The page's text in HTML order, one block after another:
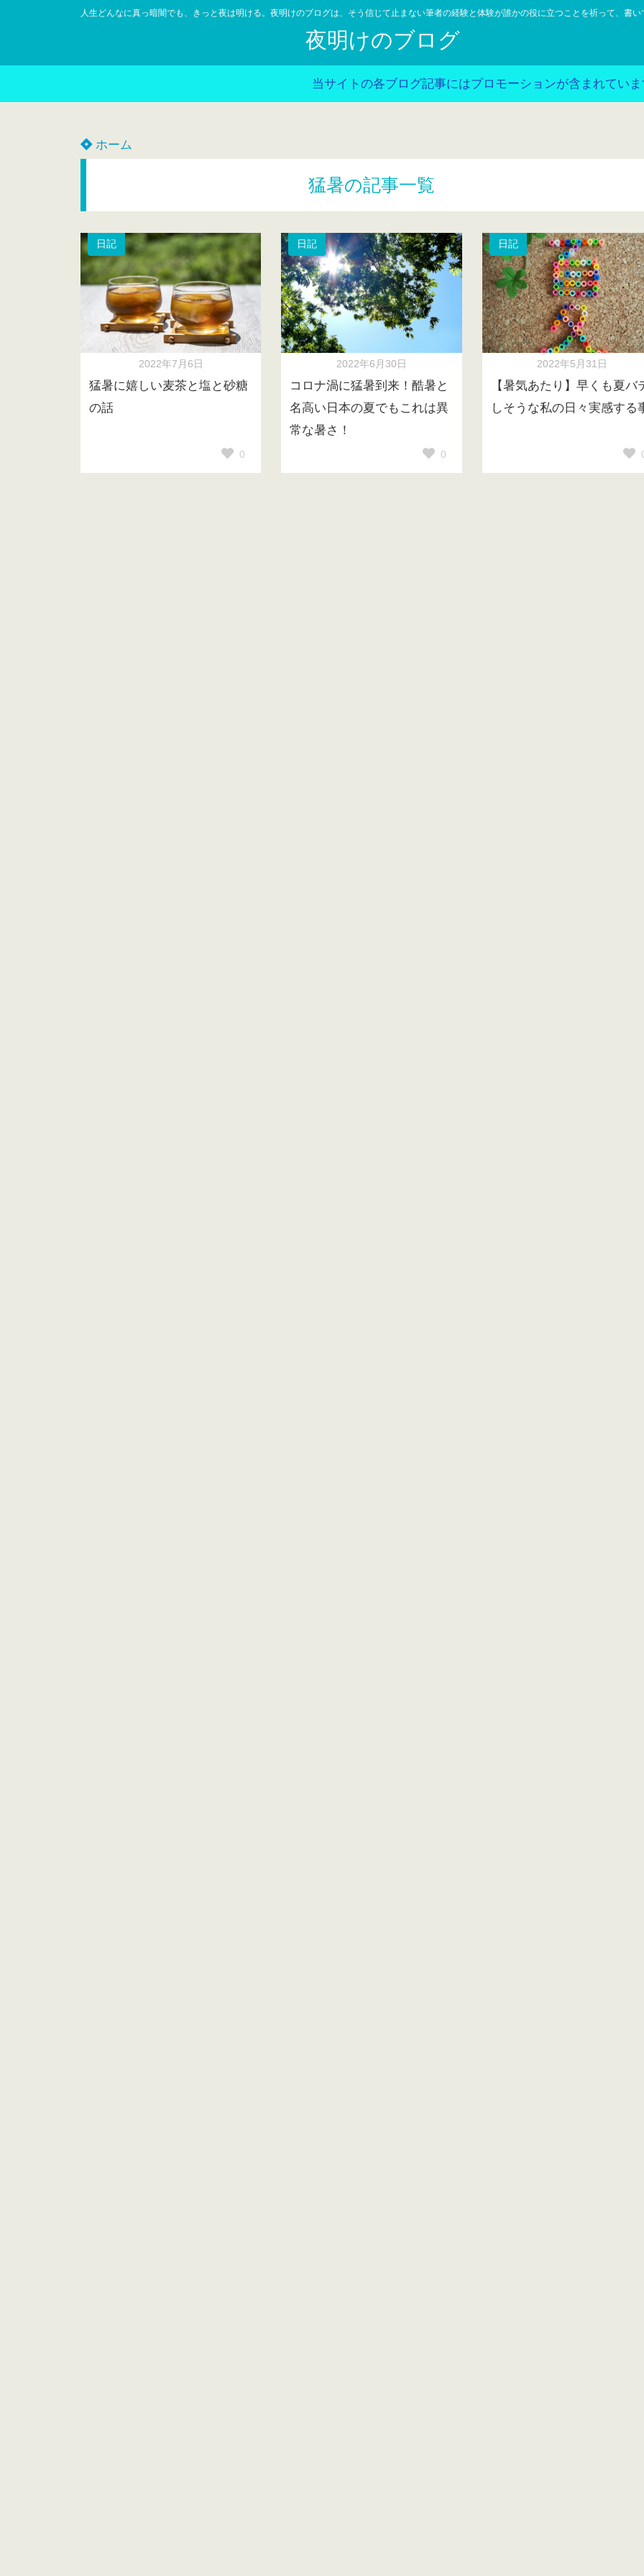
人生どんなに真っ暗闇でも、きっと夜は明ける。夜明けのブログは、そう信じて止まない筆者の経験と体験が誰かの役に立つことを祈って、書い
夜明けのブログ
当サイトの各ブログ記事にはプロモーションが含まれていま
ホーム
猛暑の記事一覧
日記
2022年7月6日
猛暑に嬉しい麦茶と塩と砂糖
の話
0
日記
2022年6月30日
コロナ渦に猛暑到来！酷暑と
名高い日本の夏でもこれは異
常な暑さ！
0
日記
2022年5月31日
【暑気あたり】早くも夏バ
しそうな私の日々実感する